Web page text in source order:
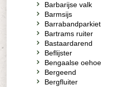
Barbarijse valk
Barmsijs
Barrabandparkiet
Bartrams ruiter
Bastaardarend
Beflijster
Bengaalse oehoe
Bergeend
Bergfluiter